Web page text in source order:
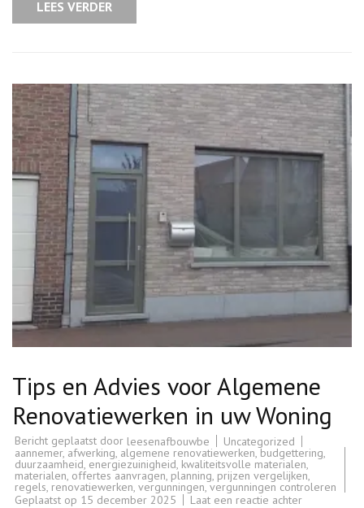
LEES VERDER
Tips en Advies voor Algemene
Renovatiewerken in uw Woning
Bericht geplaatst door leesenafbouwbe
Uncategorized
aannemer, afwerking, algemene renovatiewerken, budgettering,
duurzaamheid, energiezuinigheid, kwaliteitsvolle materialen,
materialen, offertes aanvragen, planning, prijzen vergelijken,
regels, renovatiewerken, vergunningen, vergunningen controleren
Geplaatst op 15 december 2025 Laat een reactie achterop